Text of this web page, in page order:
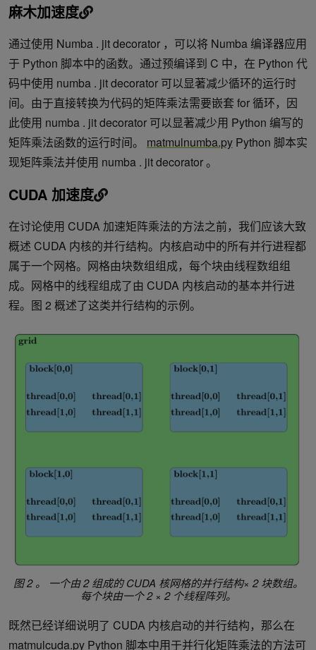
麻木加速度
通过使用 Numba . jit decorator ，可以将 Numba 编译器应用
于 Python 脚本中的函数。通过预编译到 C 中，在 Python 代
码中使用 numba . jit decorator 可以显著减少循环的运行时
间。由于直接转换为代码的矩阵乘法需要嵌套 for 循环，因
此使用 numba . jit decorator 可以显著减少用 Python 编写的
矩阵乘法函数的运行时间。 matmulnumba.py Python 脚本实
现矩阵乘法并使用 numba . jit decorator 。
CUDA 加速度
在讨论使用 CUDA 加速矩阵乘法的方法之前，我们应该大致
概述 CUDA 内核的并行结构。内核启动中的所有并行进程都
属于一个网格。网格由块数组组成，每个块由线程数组组
成。网格中的线程组成了由 CUDA 内核启动的基本并行进
程。图 2 概述了这类并行结构的示例。
图 2 。
一个由 2 组成的 CUDA 核网格的并行结构× 2 块数组。
每个块由一个 2 × 2 个线程阵列。
既然已经详细说明了 CUDA 内核启动的并行结构，那么在
matmulcuda.py Python 脚本中用于并行化矩阵乘法的方法可